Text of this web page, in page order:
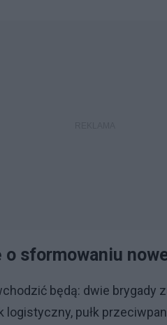
o sformowaniu
będą: dwie brygady
logistyczny, pułk